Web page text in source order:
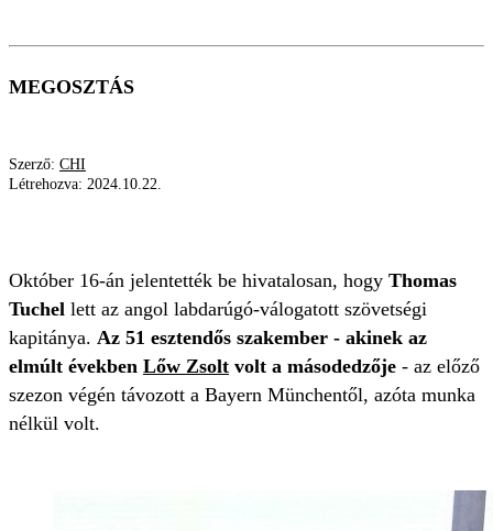
MEGOSZTÁS
Szerző: CHI
Létrehozva: 2024.10.22.
Október 16-án jelentették be hivatalosan, hogy Thomas
Tuchel lett az angol labdarúgó-válogatott szövetségi
kapitánya. Az 51 esztendős szakember - akinek az
elmúlt években Lőw Zsolt volt a másodedzője - az előző
szezon végén távozott a Bayern Münchentől, azóta munka
nélkül volt.